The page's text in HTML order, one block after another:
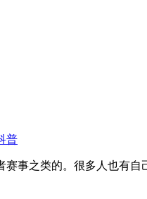
普
事之类的。很多人也有自